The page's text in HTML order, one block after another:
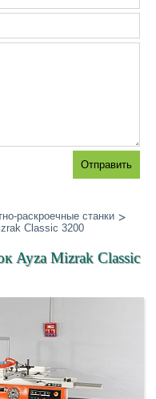
раскроечные станки
Classic 3200
Ayza Mizrak Classic